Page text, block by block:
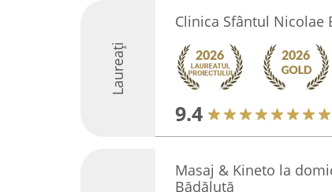
Laureați
Clinica Sfântul Nicolae
9.4
Masaj & Kineto la
Bădăluță